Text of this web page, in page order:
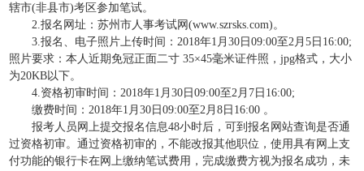
辖市(非县市)考区参加笔试。
2.报名网址：苏州市人事考试网(www.szrsks.com)。
3.报名、电子照片上传时间：2018年1月30日09:00至2月5日16:00;
照片要求：本人近期免冠正面二寸 35×45毫米证件照，jpg格式，大小
为20KB以下。
4.资格初审时间：2018年1月30日09:00至2月7日16:00;
缴费时间：2018年1月30日09:00至2月8日16:00 。
报考人员网上提交报名信息48小时后，可到报名网站查询是否通
过资格初审。通过资格初审的，不能改报其他职位，使用具有网上支
付功能的银行卡在网上缴纳笔试费用，完成缴费方视为报名成功，未